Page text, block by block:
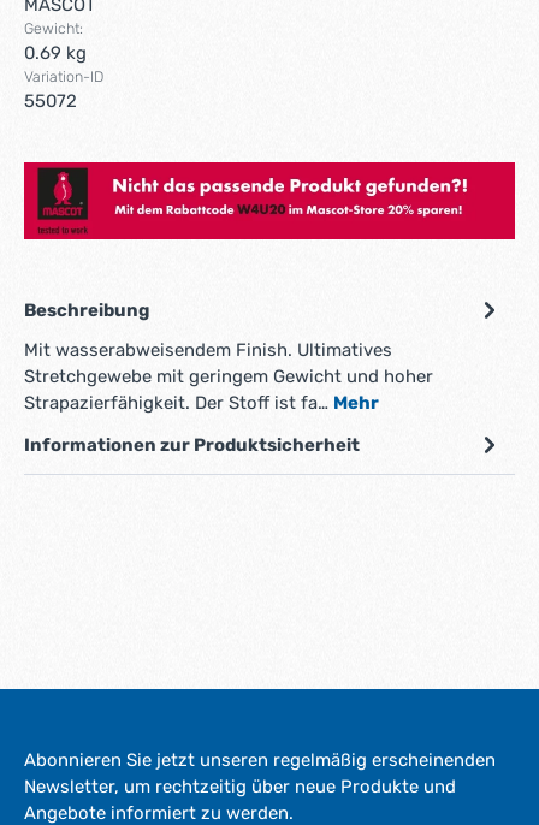
MASCOT
Gewicht:
0.69 kg
Variation-ID
55072
Hier gehts zum Mascot Store!
Beschreibung
Mit wasserabweisendem Finish. Ultimatives
Stretchgewebe mit geringem Gewicht und hoher
Strapazierfähigkeit. Der Stoff ist fa… Mehr
Informationen zur Produktsicherheit
Abonnieren Sie jetzt unseren regelmäßig erscheinenden
Newsletter, um rechtzeitig über neue Produkte und
Angebote informiert zu werden.